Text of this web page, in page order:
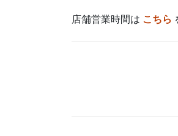
店舗営業時間は こちら